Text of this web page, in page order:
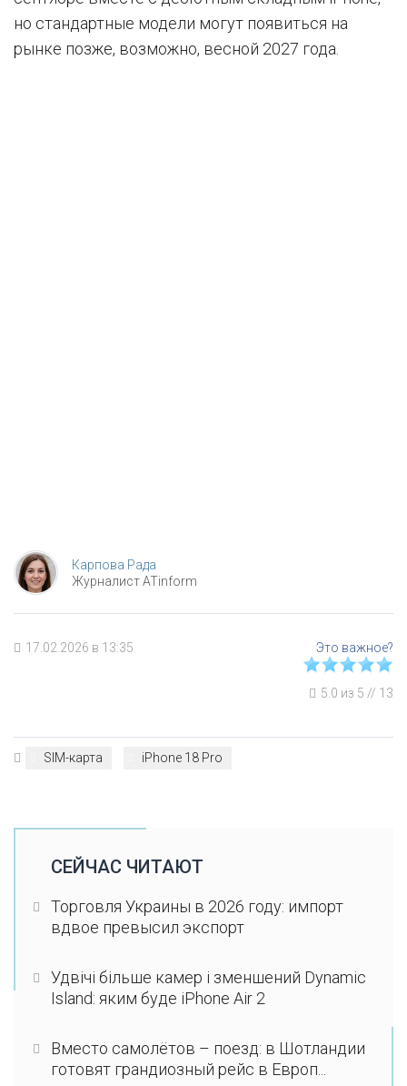
но стандартные модели могут появиться на
рынке позже, возможно, весной 2027 года.
Карпова Рада
Журналист ATinform
17.02.2026 в 13:35
5.0 из 5 // 13
SIM-карта iPhone 18 Pro
СЕЙЧАС ЧИТАЮТ
Торговля Украины в 2026 году: импорт
вдвое превысил экспорт
Удвічі більше камер і зменшений Dynamic
Island: яким буде iPhone Air 2
Вместо самолётов – поезд: в Шотландии
готовят грандиозный рейс в Европ...